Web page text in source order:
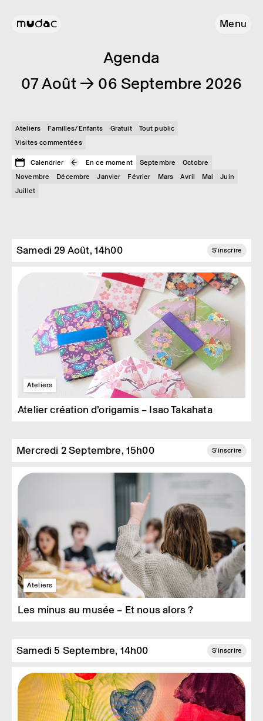
Menu
Agenda
07 Août → 06 Septembre 2026
Ateliers Familles/Enfants Gratuit
Tout public
Visites commentées
Calendrier En ce moment Septembre
Octobre
Novembre
Décembre Janvier Février Mars Avril Mai
Juin
Juillet
Samedi 29 Août, 14h00 S'inscrire
Ateliers
Atelier création d’origamis – Isao Takahata
Mercredi 2 Septembre, 15h00 S'inscrire
Ateliers
Les minus au musée – Et nous alors ?
Samedi 5 Septembre, 14h00 S'inscrire